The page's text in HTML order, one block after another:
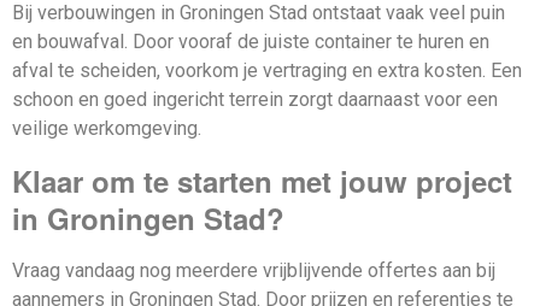
Bij verbouwingen in Groningen Stad ontstaat vaak veel puin
en bouwafval. Door vooraf de juiste container te huren en
afval te scheiden, voorkom je vertraging en extra kosten. Een
schoon en goed ingericht terrein zorgt daarnaast voor een
veilige werkomgeving.
Klaar om te starten met jouw project
in Groningen Stad?
Vraag vandaag nog meerdere vrijblijvende offertes aan bij
aannemers in Groningen Stad. Door prijzen en referenties te